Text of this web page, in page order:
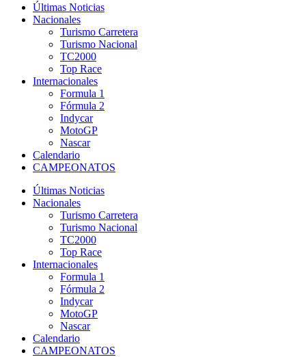
Últimas Noticias
Nacionales
Turismo Carretera
Turismo Nacional
TC2000
Top Race
Internacionales
Formula 1
Fórmula 2
Indycar
MotoGP
Nascar
Calendario
CAMPEONATOS
Últimas Noticias
Nacionales
Turismo Carretera
Turismo Nacional
TC2000
Top Race
Internacionales
Formula 1
Fórmula 2
Indycar
MotoGP
Nascar
Calendario
CAMPEONATOS